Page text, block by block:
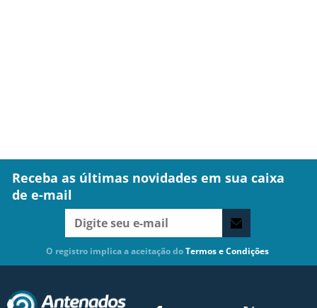
Receba as últimas novidades em sua caixa
de e-mail
O registro implica a aceitação doTermos e Condições